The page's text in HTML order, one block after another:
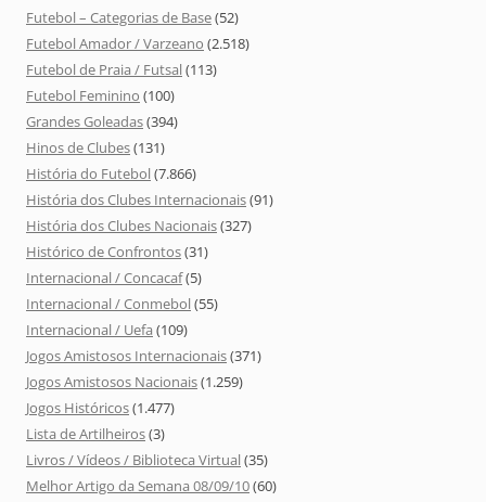
Futebol – Categorias de Base(52)
Futebol Amador / Varzeano (2.518)
Futebol de Praia / Futsal(113)
Futebol Feminino (100)
Grandes Goleadas(394)
Hinos de Clubes(131)
História do Futebol(7.866)
História dos Clubes Internacionais(91)
História dos Clubes Nacionais(327)
Histórico de Confrontos(31)
Internacional / Concacaf(5)
Internacional / Conmebol(55)
Internacional / Uefa (109)
Jogos Amistosos Internacionais(371)
Jogos Amistosos Nacionais(1.259)
Jogos Históricos(1.477)
Lista de Artilheiros(3)
Livros / Vídeos / Biblioteca Virtual(35)
Melhor Artigo da Semana 08/09/10(60)